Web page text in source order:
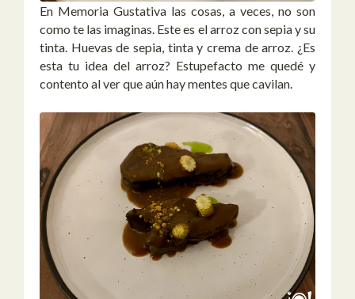
En Memoria Gustativa las cosas, a veces, no son
como te las imaginas. Este es el arroz con sepia y su
tinta. Huevas de sepia, tinta y crema de arroz. ¿Es
esta tu idea del arroz? Estupefacto me quedé y
contento al ver que aún hay mentes que cavilan.